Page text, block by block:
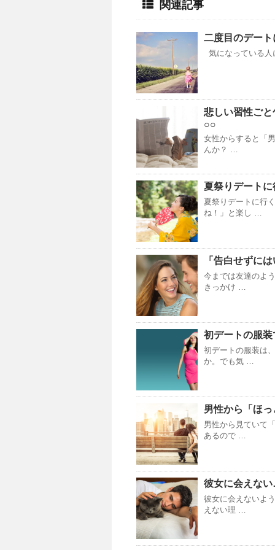
関連記事
二度目のデー
気になっている
悲しい習性ご
○○
女性からすると「
んか？ …
夏祭りデート
夏祭りデートに行
ね！」と楽し …
「告白せずに
今までは友達のよ
きっかけ …
初デートの服
初デートの服装は
か。でも気 …
男性から「ほ
男性から見ていて
あるので …
彼女に会えな
彼女に会えないよ
えない理 …